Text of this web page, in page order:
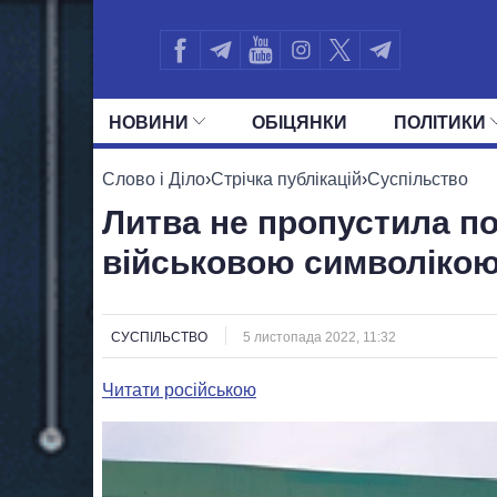
НОВИНИ ОБIЦЯНКИ ПОЛIТИКИ
УСІ ПОЛІТИКИ ПРЕЗИДЕНТ І ОФІС
Слово і Діло›Стрічка публікацій›Суспільство
Литва не пропустила
військовою
СУСПІЛЬСТВО 5 листопада 2022, 11:32
Читати російською